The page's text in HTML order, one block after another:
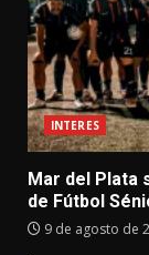
INTERES
Mar del Plata
de Fútbol
9 de agosto de